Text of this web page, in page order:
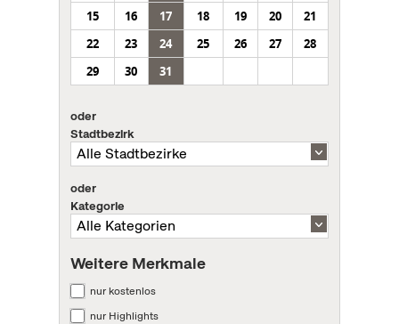
15
16 17 18 19 20
21
22
23 24 25 26 27
28
29
30 31
oder
Stadtbezirk
oder
Kategorie
Weitere Merkmale
nur kostenlos
nur Highlights